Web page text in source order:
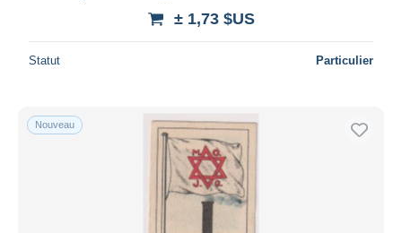
± 1,73 $US
Statut Particulier
Nouveau